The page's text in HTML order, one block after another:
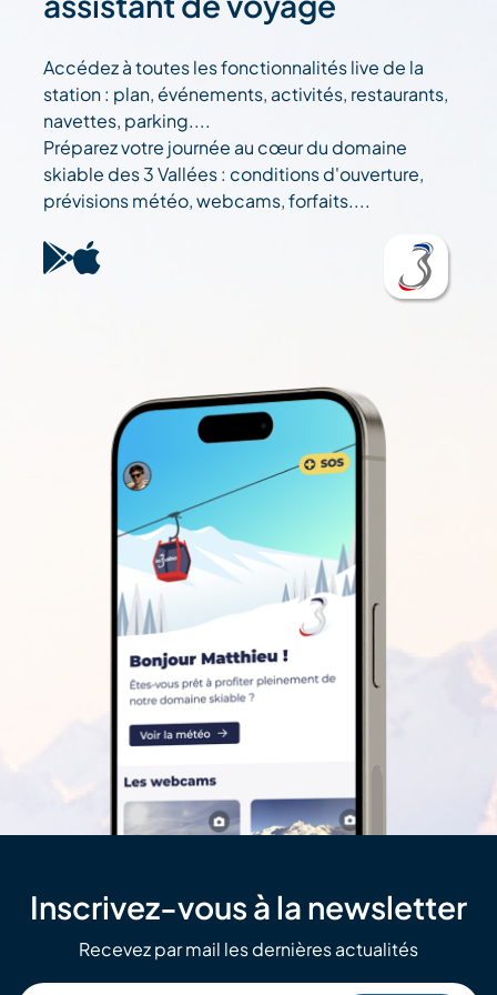
Accédez à toutes les fonctionnalités live de la
station : plan, événements, activités, restaurants,
navettes, parking....
Préparez votre journée au cœur du domaine
skiable des 3 Vallées : conditions d'ouverture,
prévisions météo, webcams, forfaits....
Inscrivez-vous à la newsletter
Recevez par mail les dernières actualités